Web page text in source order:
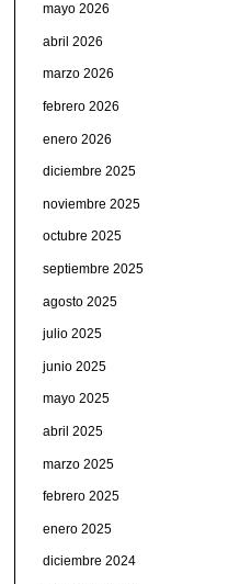
mayo 2026
abril 2026
marzo 2026
febrero 2026
enero 2026
diciembre 2025
noviembre 2025
octubre 2025
septiembre 2025
agosto 2025
julio 2025
junio 2025
mayo 2025
abril 2025
marzo 2025
febrero 2025
enero 2025
diciembre 2024